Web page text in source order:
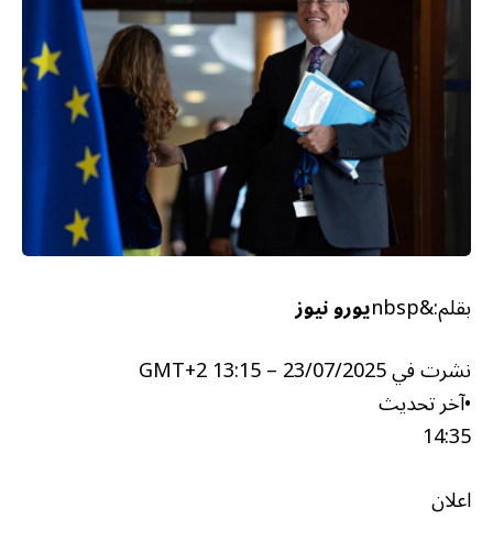
بقلم:&nbsp
يورو نيوز
نشرت في23/07/2025 – 13:15 GMT+2
•آخر تحديث
14:35
اعلان